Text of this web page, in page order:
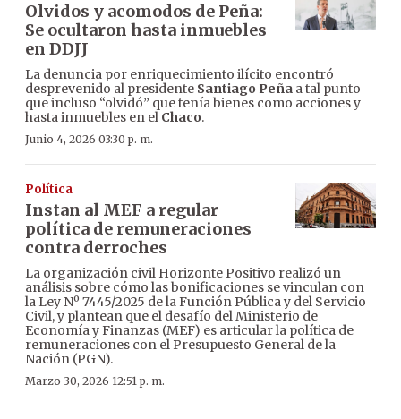
Olvidos y acomodos de Peña:
Se ocultaron hasta inmuebles
en DDJJ
La denuncia por enriquecimiento ilícito encontró
desprevenido al presidente Santiago Peña a tal punto
que incluso “olvidó” que tenía bienes como acciones y
hasta inmuebles en el Chaco.
Junio 4, 2026 03:30 p. m.
Política
Instan al MEF a regular
política de remuneraciones
contra derroches
La organización civil Horizonte Positivo realizó un
análisis sobre cómo las bonificaciones se vinculan con
la Ley Nº 7445/2025 de la Función Pública y del Servicio
Civil, y plantean que el desafío del Ministerio de
Economía y Finanzas (MEF) es articular la política de
remuneraciones con el Presupuesto General de la
Nación (PGN).
Marzo 30, 2026 12:51 p. m.